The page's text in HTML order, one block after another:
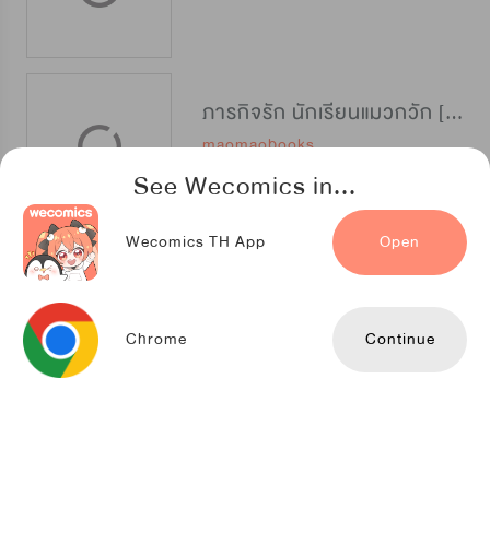
See Wecomics in...
Wecomics TH App Open
Chrome Continue
ภารกิจรัก นักเรียนแมวกวัก [招财特优生]
maomaobooks